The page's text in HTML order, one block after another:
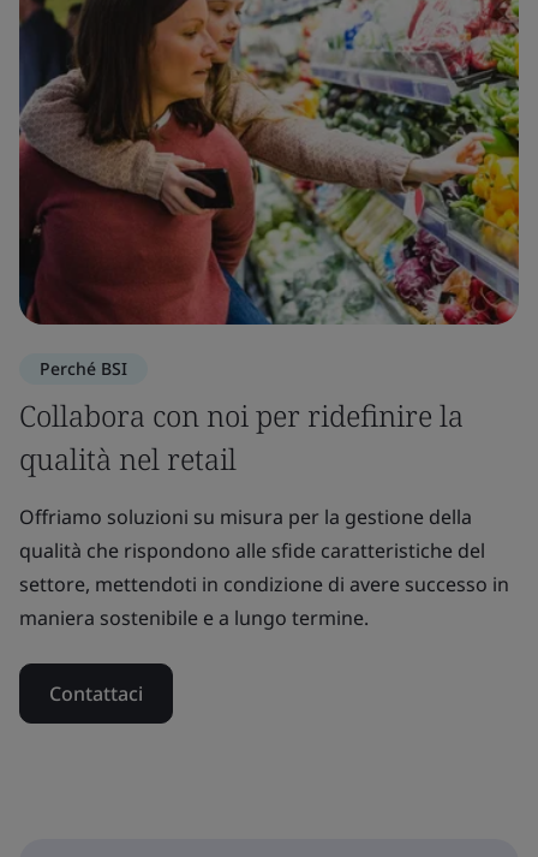
Perché BSI
Collabora con noi per ridefinire la
qualità nel retail
Offriamo soluzioni su misura per la gestione della
qualità che rispondono alle sfide caratteristiche del
settore, mettendoti in condizione di avere successo in
maniera sostenibile e a lungo termine.
Contattaci